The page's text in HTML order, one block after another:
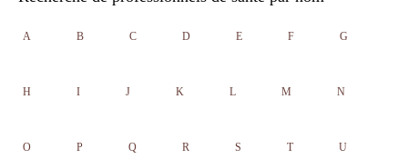
A B C D E F G
H I J K L M N
O P Q R S T U